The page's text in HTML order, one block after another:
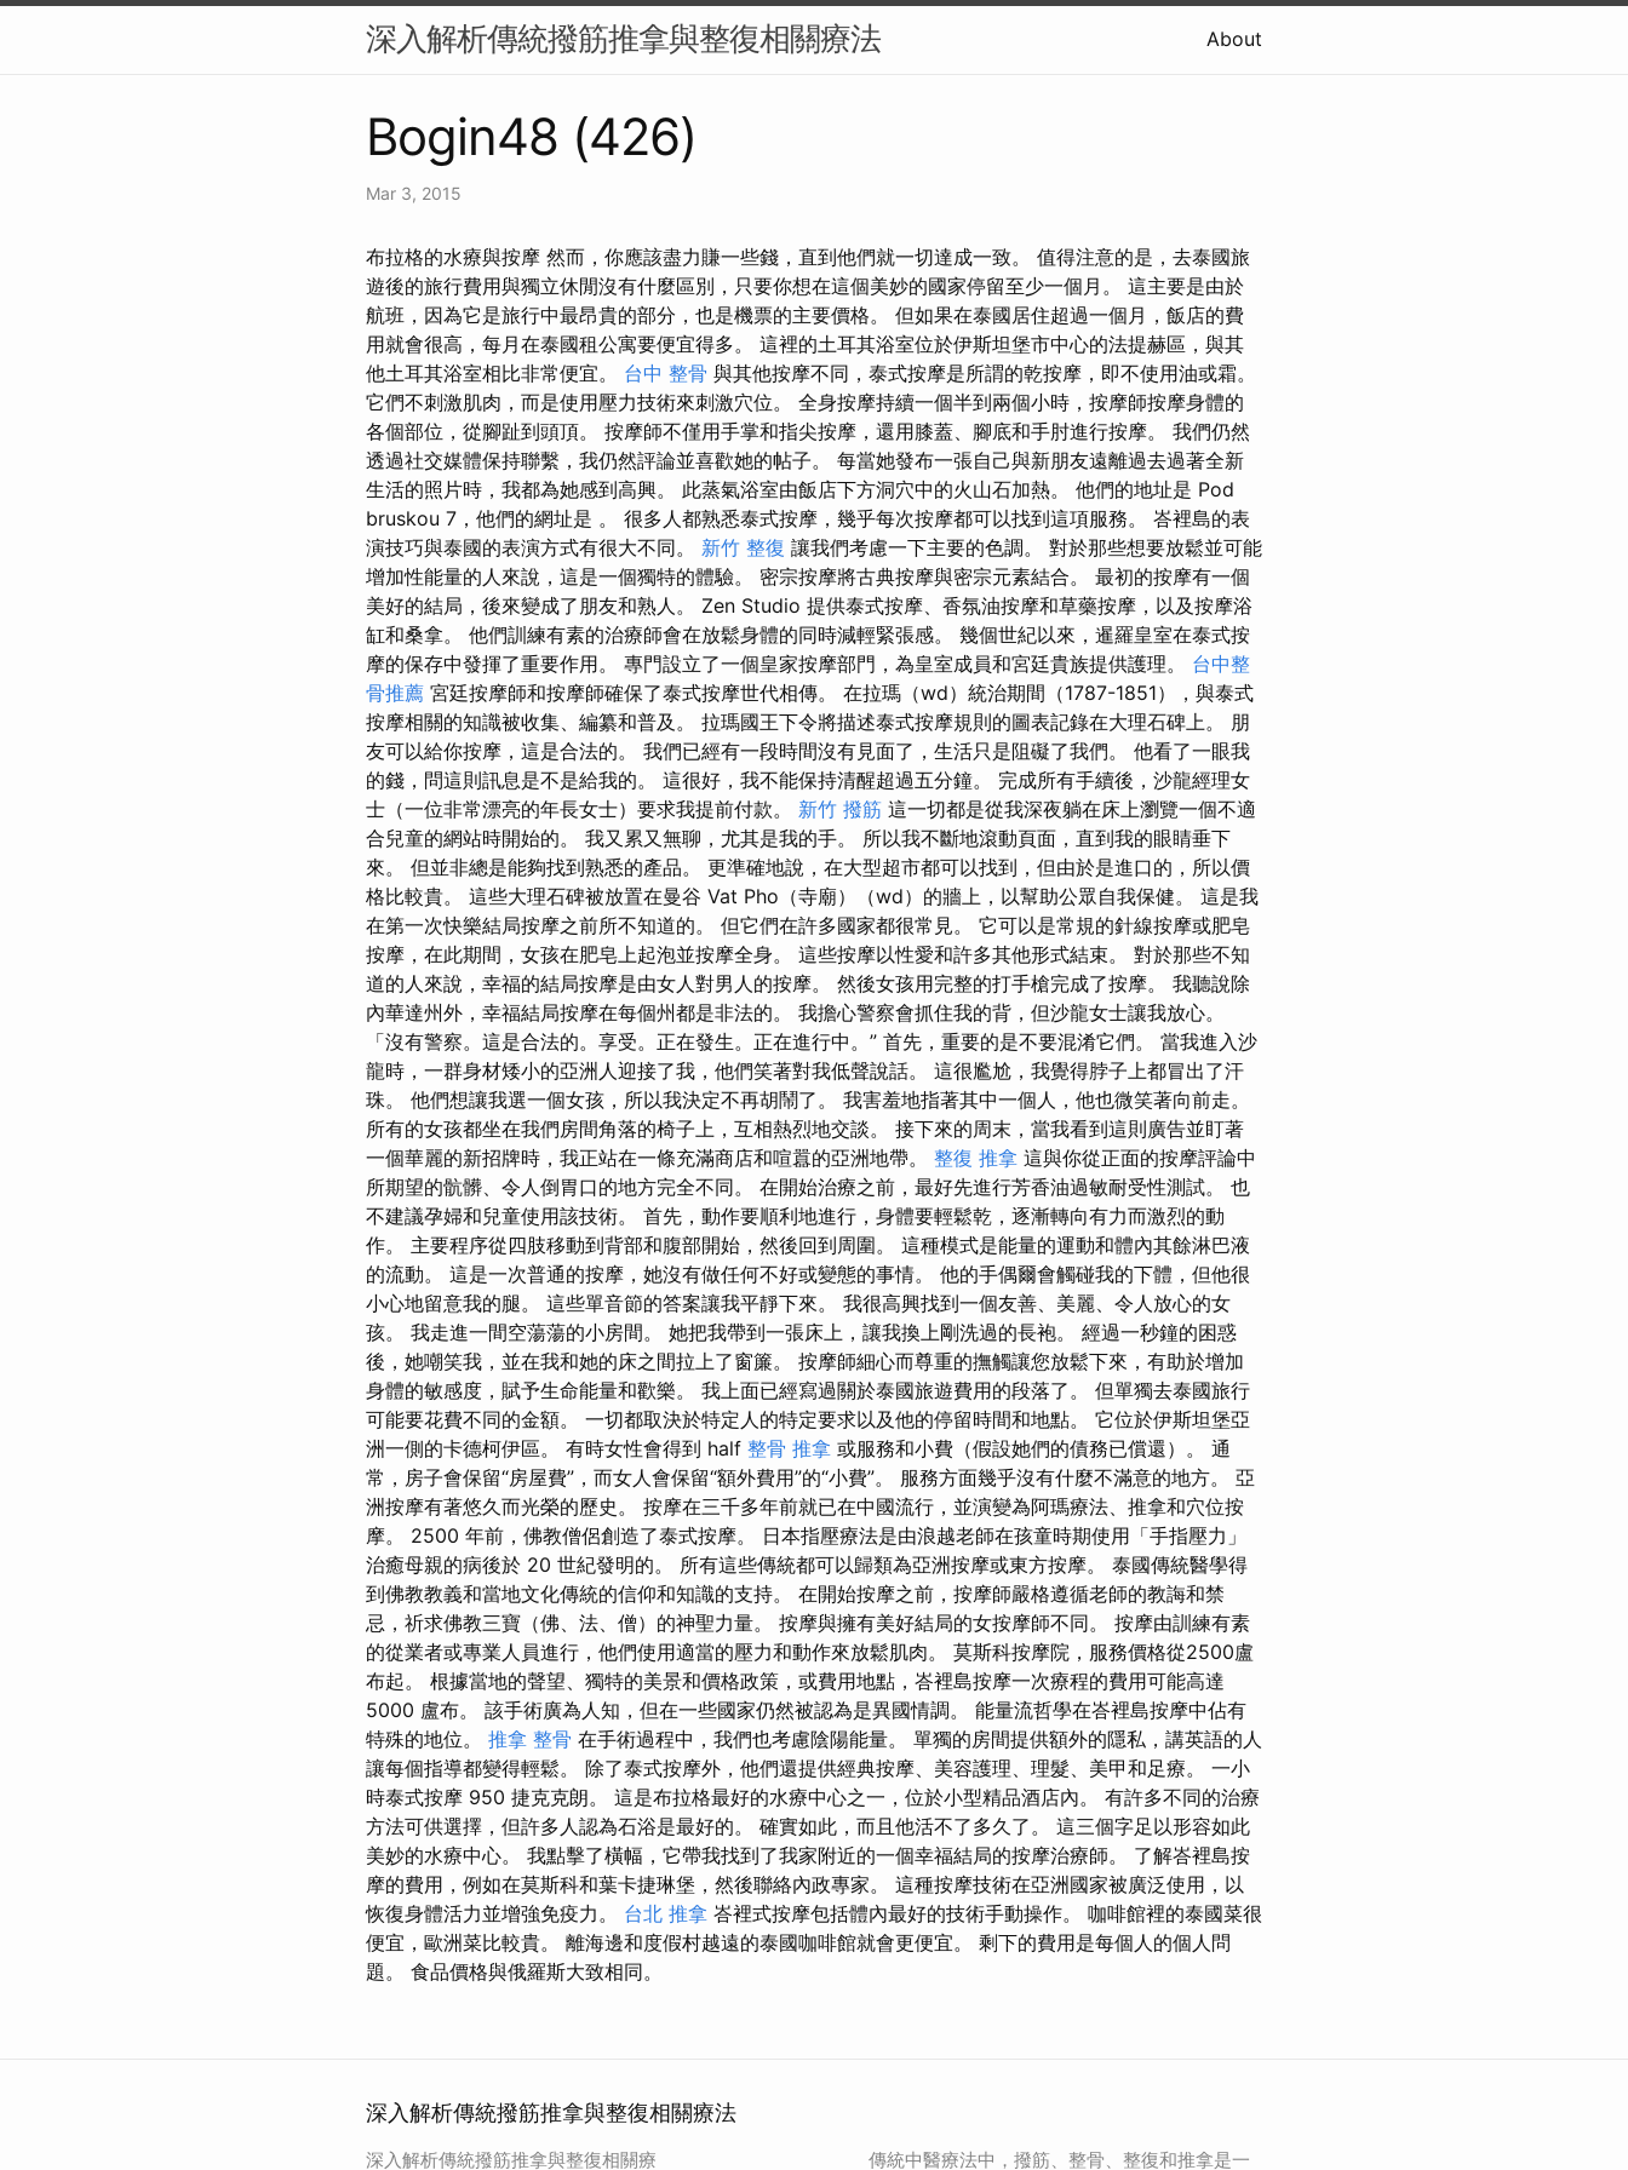
深入解析傳統撥筋推拿與整復相關療法 About
Bogin48 (426)
Mar 3, 2015
布拉格的水療與按摩 然而，你應該盡力賺一些錢，直到他們就一切達成一致。 值得注意的是，去泰國旅
遊後的旅行費用與獨立休閒沒有什麼區別，只要你想在這個美妙的國家停留至少一個月。 這主要是由於
航班，因為它是旅行中最昂貴的部分，也是機票的主要價格。 但如果在泰國居住超過一個月，飯店的費
用就會很高，每月在泰國租公寓要便宜得多。 這裡的土耳其浴室位於伊斯坦堡市中心的法提赫區，與其
他土耳其浴室相比非常便宜。 台中 整骨 與其他按摩不同，泰式按摩是所謂的乾按摩，即不使用油或霜。
它們不刺激肌肉，而是使用壓力技術來刺激穴位。 全身按摩持續一個半到兩個小時，按摩師按摩身體的
各個部位，從腳趾到頭頂。 按摩師不僅用手掌和指尖按摩，還用膝蓋、腳底和手肘進行按摩。 我們仍然
透過社交媒體保持聯繫，我仍然評論並喜歡她的帖子。 每當她發布一張自己與新朋友遠離過去過著全新
生活的照片時，我都為她感到高興。 此蒸氣浴室由飯店下方洞穴中的火山石加熱。 他們的地址是 Pod
bruskou 7，他們的網址是 。 很多人都熟悉泰式按摩，幾乎每次按摩都可以找到這項服務。 峇裡島的表
演技巧與泰國的表演方式有很大不同。 新竹 整復 讓我們考慮一下主要的色調。 對於那些想要放鬆並可能
增加性能量的人來說，這是一個獨特的體驗。 密宗按摩將古典按摩與密宗元素結合。 最初的按摩有一個
美好的結局，後來變成了朋友和熟人。 Zen Studio 提供泰式按摩、香氛油按摩和草藥按摩，以及按摩浴
缸和桑拿。 他們訓練有素的治療師會在放鬆身體的同時減輕緊張感。 幾個世紀以來，暹羅皇室在泰式按
摩的保存中發揮了重要作用。 專門設立了一個皇家按摩部門，為皇室成員和宮廷貴族提供護理。 台中整
骨推薦 宮廷按摩師和按摩師確保了泰式按摩世代相傳。 在拉瑪（wd）統治期間（1787-1851），與泰式
按摩相關的知識被收集、編纂和普及。 拉瑪國王下令將描述泰式按摩規則的圖表記錄在大理石碑上。 朋
友可以給你按摩，這是合法的。 我們已經有一段時間沒有見面了，生活只是阻礙了我們。 他看了一眼我
的錢，問這則訊息是不是給我的。 這很好，我不能保持清醒超過五分鐘。 完成所有手續後，沙龍經理女
士（一位非常漂亮的年長女士）要求我提前付款。 新竹 撥筋 這一切都是從我深夜躺在床上瀏覽一個不適
合兒童的網站時開始的。 我又累又無聊，尤其是我的手。 所以我不斷地滾動頁面，直到我的眼睛垂下
來。 但並非總是能夠找到熟悉的產品。 更準確地說，在大型超市都可以找到，但由於是進口的，所以價
格比較貴。 這些大理石碑被放置在曼谷 Vat Pho（寺廟）（wd）的牆上，以幫助公眾自我保健。 這是我
在第一次快樂結局按摩之前所不知道的。 但它們在許多國家都很常見。 它可以是常規的針線按摩或肥皂
按摩，在此期間，女孩在肥皂上起泡並按摩全身。 這些按摩以性愛和許多其他形式結束。 對於那些不知
道的人來說，幸福的結局按摩是由女人對男人的按摩。 然後女孩用完整的打手槍完成了按摩。 我聽說除
內華達州外，幸福結局按摩在每個州都是非法的。 我擔心警察會抓住我的背，但沙龍女士讓我放心。
「沒有警察。這是合法的。享受。正在發生。正在進行中。” 首先，重要的是不要混淆它們。 當我進入沙
龍時，一群身材矮小的亞洲人迎接了我，他們笑著對我低聲說話。 這很尷尬，我覺得脖子上都冒出了汗
珠。 他們想讓我選一個女孩，所以我決定不再胡鬧了。 我害羞地指著其中一個人，他也微笑著向前走。
所有的女孩都坐在我們房間角落的椅子上，互相熱烈地交談。 接下來的周末，當我看到這則廣告並盯著
一個華麗的新招牌時，我正站在一條充滿商店和喧囂的亞洲地帶。 整復 推拿 這與你從正面的按摩評論中
所期望的骯髒、令人倒胃口的地方完全不同。 在開始治療之前，最好先進行芳香油過敏耐受性測試。 也
不建議孕婦和兒童使用該技術。 首先，動作要順利地進行，身體要輕鬆乾，逐漸轉向有力而激烈的動
作。 主要程序從四肢移動到背部和腹部開始，然後回到周圍。 這種模式是能量的運動和體內其餘淋巴液
的流動。 這是一次普通的按摩，她沒有做任何不好或變態的事情。 他的手偶爾會觸碰我的下體，但他很
小心地留意我的腿。 這些單音節的答案讓我平靜下來。 我很高興找到一個友善、美麗、令人放心的女
孩。 我走進一間空蕩蕩的小房間。 她把我帶到一張床上，讓我換上剛洗過的長袍。 經過一秒鐘的困惑
後，她嘲笑我，並在我和她的床之間拉上了窗簾。 按摩師細心而尊重的撫觸讓您放鬆下來，有助於增加
身體的敏感度，賦予生命能量和歡樂。 我上面已經寫過關於泰國旅遊費用的段落了。 但單獨去泰國旅行
可能要花費不同的金額。 一切都取決於特定人的特定要求以及他的停留時間和地點。 它位於伊斯坦堡亞
洲一側的卡德柯伊區。 有時女性會得到 half 整骨 推拿 或服務和小費（假設她們的債務已償還）。 通
常，房子會保留“房屋費”，而女人會保留“額外費用”的“小費”。 服務方面幾乎沒有什麼不滿意的地方。 亞
洲按摩有著悠久而光榮的歷史。 按摩在三千多年前就已在中國流行，並演變為阿瑪療法、推拿和穴位按
摩。 2500 年前，佛教僧侶創造了泰式按摩。 日本指壓療法是由浪越老師在孩童時期使用「手指壓力」
治癒母親的病後於 20 世紀發明的。 所有這些傳統都可以歸類為亞洲按摩或東方按摩。 泰國傳統醫學得
到佛教教義和當地文化傳統的信仰和知識的支持。 在開始按摩之前，按摩師嚴格遵循老師的教誨和禁
忌，祈求佛教三寶（佛、法、僧）的神聖力量。 按摩與擁有美好結局的女按摩師不同。 按摩由訓練有素
的從業者或專業人員進行，他們使用適當的壓力和動作來放鬆肌肉。 莫斯科按摩院，服務價格從2500盧
布起。 根據當地的聲望、獨特的美景和價格政策，或費用地點，峇裡島按摩一次療程的費用可能高達
5000 盧布。 該手術廣為人知，但在一些國家仍然被認為是異國情調。 能量流哲學在峇裡島按摩中佔有
特殊的地位。 推拿 整骨 在手術過程中，我們也考慮陰陽能量。 單獨的房間提供額外的隱私，講英語的人
讓每個指導都變得輕鬆。 除了泰式按摩外，他們還提供經典按摩、美容護理、理髮、美甲和足療。 一小
時泰式按摩 950 捷克克朗。 這是布拉格最好的水療中心之一，位於小型精品酒店內。 有許多不同的治療
方法可供選擇，但許多人認為石浴是最好的。 確實如此，而且他活不了多久了。 這三個字足以形容如此
美妙的水療中心。 我點擊了橫幅，它帶我找到了我家附近的一個幸福結局的按摩治療師。 了解峇裡島按
摩的費用，例如在莫斯科和葉卡捷琳堡，然後聯絡內政專家。 這種按摩技術在亞洲國家被廣泛使用，以
恢復身體活力並增強免疫力。 台北 推拿 峇裡式按摩包括體內最好的技術手動操作。 咖啡館裡的泰國菜很
便宜，歐洲菜比較貴。 離海邊和度假村越遠的泰國咖啡館就會更便宜。 剩下的費用是每個人的個人問
題。 食品價格與俄羅斯大致相同。
深入解析傳統撥筋推拿與整復相關療法
深入解析傳統撥筋推拿與整復相關療 傳統中醫療法中，撥筋、整骨、整復和推拿是一